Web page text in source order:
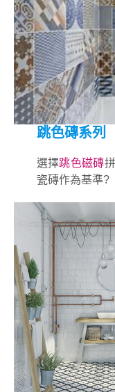
跳色磚系列
選擇跳色磁磚
瓷磚作為基準?